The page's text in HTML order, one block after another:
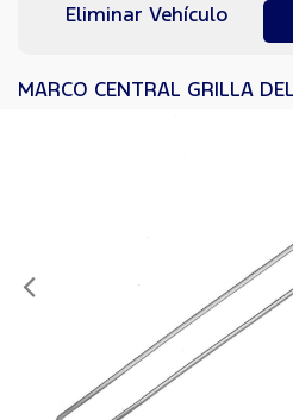
Eliminar Vehículo
MARCO CENTRAL GRILLA
Anterior